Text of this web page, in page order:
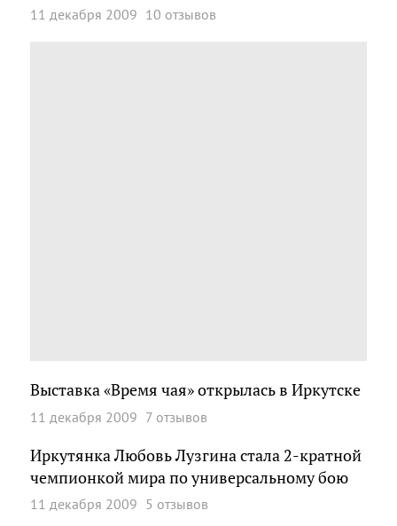
11 декабря 2009 10 отзывов
Выставка «Время чая» открылась в Иркутске
11 декабря 2009 7 отзывов
Иркутянка Любовь Лузгина стала 2-кратной
чемпионкой мира по универсальному бою
11 декабря 2009 5 отзывов